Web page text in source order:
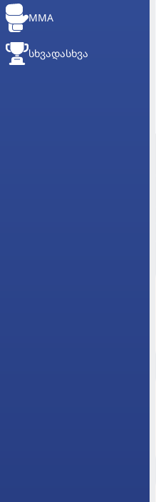
MMA
ᲡᲮᲕᲐᲓᲐᲡᲮᲕᲐ